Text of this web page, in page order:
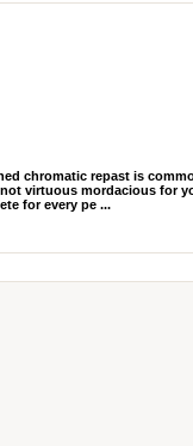
chromatic repast is
virtuous mordacious for
for every pe ...